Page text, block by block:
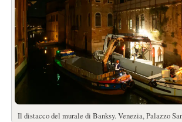
Il distacco del murale di Banksy. Venezia, Palazzo